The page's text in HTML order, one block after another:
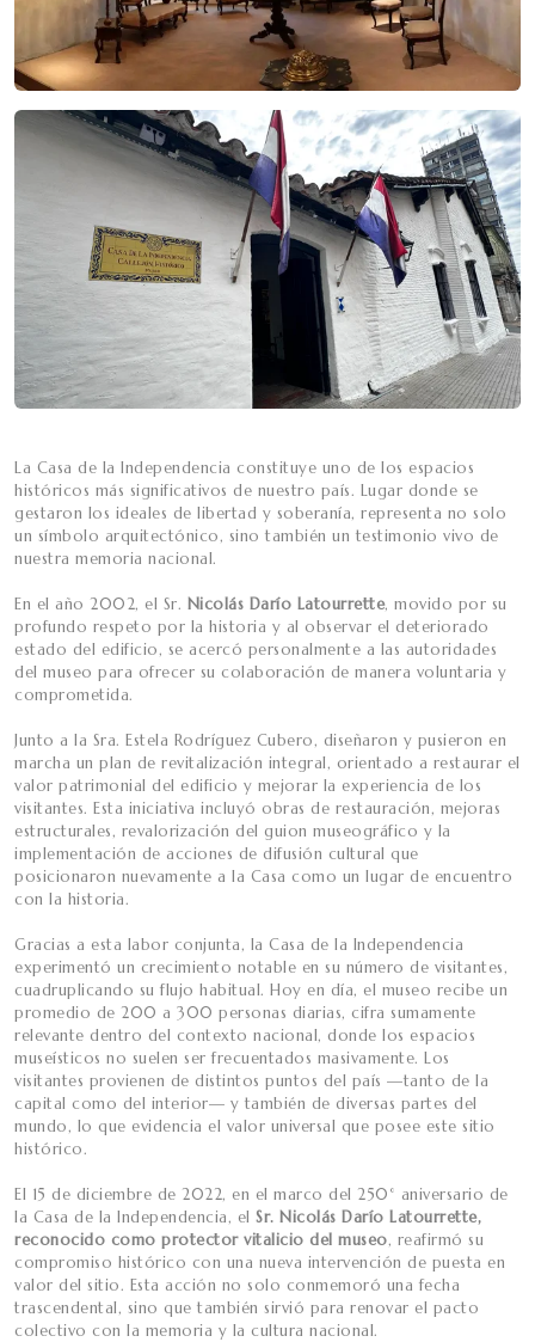
La Casa de la Independencia constituye uno de los espacios
históricos más significativos de nuestro país. Lugar donde se
gestaron los ideales de libertad y soberanía, representa no solo
un símbolo arquitectónico, sino también un testimonio vivo de
nuestra memoria nacional.
En el año 2002, el Sr. Nicolás Darío Latourrette, movido por su
profundo respeto por la historia y al observar el deteriorado
estado del edificio, se acercó personalmente a las autoridades
del museo para ofrecer su colaboración de manera voluntaria y
comprometida.
Junto a la Sra. Estela Rodríguez Cubero, diseñaron y pusieron en
marcha un plan de revitalización integral, orientado a restaurar el
valor patrimonial del edificio y mejorar la experiencia de los
visitantes. Esta iniciativa incluyó obras de restauración, mejoras
estructurales, revalorización del guion museográfico y la
implementación de acciones de difusión cultural que
posicionaron nuevamente a la Casa como un lugar de encuentro
con la historia.
Gracias a esta labor conjunta, la Casa de la Independencia
experimentó un crecimiento notable en su número de visitantes,
cuadruplicando su flujo habitual. Hoy en día, el museo recibe un
promedio de 200 a 300 personas diarias, cifra sumamente
relevante dentro del contexto nacional, donde los espacios
museísticos no suelen ser frecuentados masivamente. Los
visitantes provienen de distintos puntos del país —tanto de la
capital como del interior— y también de diversas partes del
mundo, lo que evidencia el valor universal que posee este sitio
histórico.
El 15 de diciembre de 2022, en el marco del 250° aniversario de
la Casa de la Independencia, el Sr. Nicolás Darío Latourrette,
reconocido como protector vitalicio del museo, reafirmó su
compromiso histórico con una nueva intervención de puesta en
valor del sitio. Esta acción no solo conmemoró una fecha
trascendental, sino que también sirvió para renovar el pacto
colectivo con la memoria y la cultura nacional.